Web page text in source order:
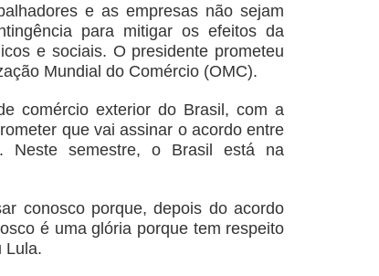
e as empresas não sejam
para mitigar os efeitos da
e sociais. O presidente prometeu
Mundial do Comércio (OMC).
comércio exterior do Brasil, com a
que vai assinar o acordo entre
Neste semestre, o Brasil está na
conosco porque, depois do acordo
é uma glória porque tem respeito
Lula.